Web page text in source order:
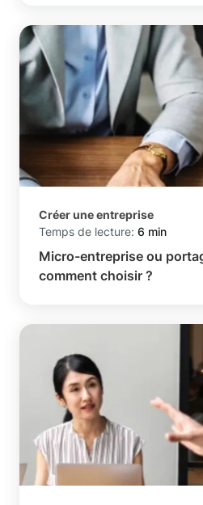
Créer une entreprise
Temps de lecture: 6 min
Micro-entreprise ou
comment choisir ?